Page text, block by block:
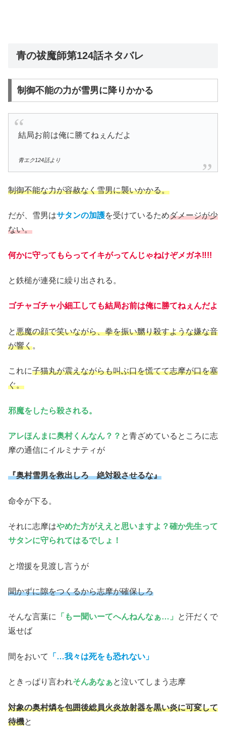
青の祓魔師第124話ネタバレ
制御不能の力が雪男に降りかかる
結局お前は俺に勝てねぇんだよ
青エク124話より
制御不能な力が容赦なく雪男に襲いかかる。
だが、雪男はサタンの加護を受けているためダメージが少
ない。
何かに守ってもらってイキがってんじゃねけぞメガネ‼!!
と鉄槌が連発に繰り出される。
ゴチャゴチャ小細工しても結局お前は俺に勝てねぇんだよ
と悪魔の顔で笑いながら、拳を振い嬲り殺すような嫌な音
が響く。
これに子猫丸が震えながらも叫ぶ口を慌てて志摩が口を塞
ぐ。
邪魔をしたら殺される。
アレほんまに奥村くんなん？？ と青ざめているところに志
摩の通信にイルミナティが
『奥村雪男を救出しろ 絶対殺させるな』
命令が下る。
それに志摩はやめた方がええと思いますよ？確か先生って
サタンに守られてはるでしょ！
と増援を見渡し言うが
聞かずに隙をつくるから志摩が確保しろ
そんな言葉に 「もー聞いーてへんねんなぁ…」
と汗だくで
返せば
間をおいて 「…我々は死をも恐れない」
ときっぱり言われそんあなぁと泣いてしまう志摩
対象の奥村燐を包囲後総員火炎放射器を黒い炎に可変して
待機と